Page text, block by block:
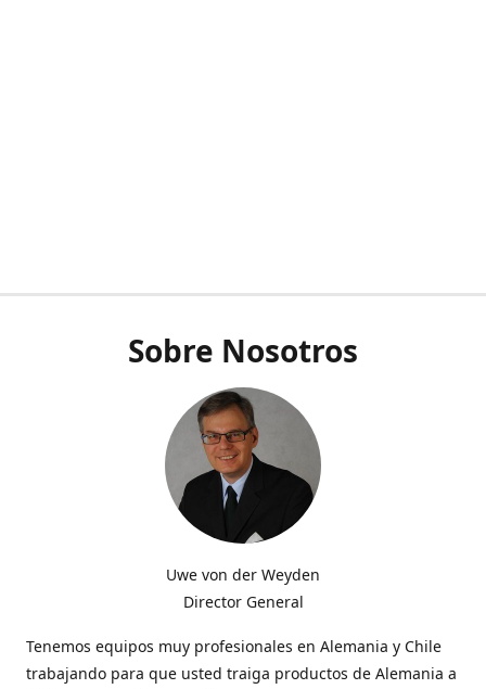
Sobre Nosotros
Uwe von der Weyden
Director General
Tenemos equipos muy profesionales en Alemania y Chile
trabajando para que usted traiga productos de Alemania a